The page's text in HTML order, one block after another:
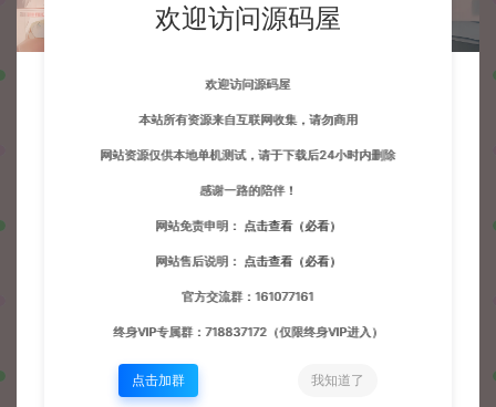
欢迎访问源码屋
欢迎访问源码屋
本站所有资源来自互联网收集，请勿商用
网站资源仅供本地单机测试，请于下载后24小时内删除
感谢一路的陪伴！
网站免责申明： 点击查看（必看）
网站售后说明： 点击查看（必看）
官方交流群：161077161
终身VIP专属群：718837172（仅限终身VIP进入）
点击加群 我知道了